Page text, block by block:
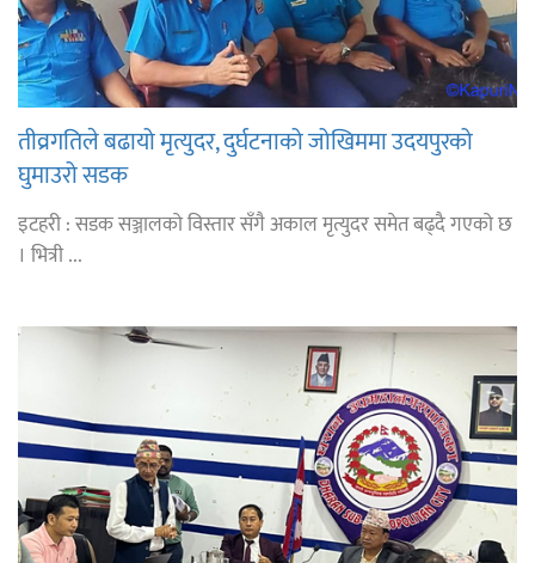
तीव्रगतिले बढायो मृत्युदर, दुर्घटनाको जोखिममा उदयपुरको
घुमाउरो सडक
इटहरी : सडक सञ्जालको विस्तार सँगै अकाल मृत्युदर समेत बढ्दै गएको छ
। भित्री ...